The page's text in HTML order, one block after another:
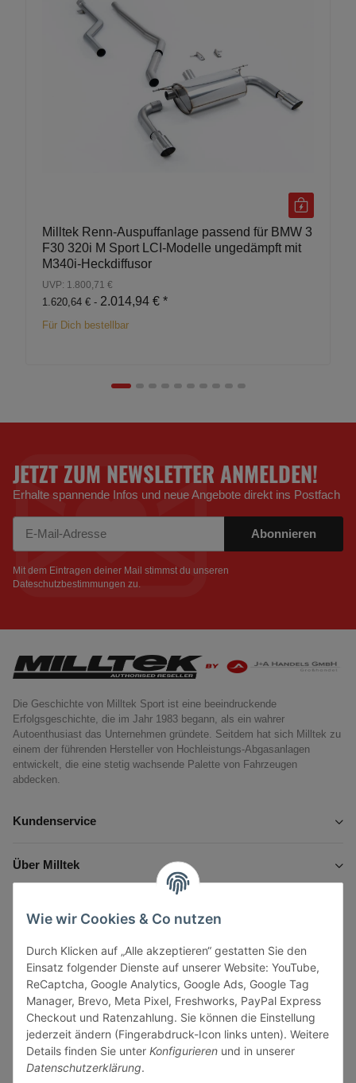
Wie wir Cookies & Co nutzen
Durch Klicken auf „Alle akzeptieren“ gestatten Sie den
Einsatz folgender Dienste auf unserer Website: YouTube,
ReCaptcha, Google Analytics, Google Ads, Google Tag
Manager, Brevo, Meta Pixel, Freshworks, PayPal Express
Checkout und Ratenzahlung. Sie können die Einstellung
jederzeit ändern (Fingerabdruck-Icon links unten). Weitere
Details finden Sie unter Konfigurieren und in unserer
Datenschutzerklärung.
Milltek Renn-Auspuffanlage passend für BMW 3
F30 320i M Sport LCI-Modelle ungedämpft mit
M340i-Heckdiffusor
UVP: 1.800,71 €
1.620,64 € - 2.014,94 € *
Für Dich bestellbar
JETZT ZUM NEWSLETTER ANMELDEN!
Erhalte spannende Infos und neue Angebote direkt ins Postfach
Abonnieren
Mit dem Eintragen deiner Mail stimmst du unseren
Dateschutzbestimmungen zu.
Die Geschichte von Milltek Sport ist eine beeindruckende
Erfolgsgeschichte, die im Jahr 1983 begann, als ein wahrer
Autoenthusiast das Unternehmen gründete. Seitdem hat sich Milltek zu
einem der führenden Hersteller von Hochleistungs-Abgasanlagen
entwickelt, die eine stetig wachsende Palette von Fahrzeugen
abdecken.
Kundenservice
Über Milltek
Gesetzliche Informationen
Vertrag widerrufen
Sicher bezahlen via: